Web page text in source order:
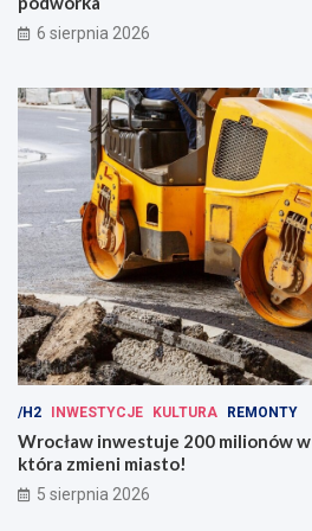
6 sierpnia 2026
/H2 INWESTYCJE KULTURA REMONTY
Wrocław inwestuje 200 milionów
która zmieni miasto!
5 sierpnia 2026